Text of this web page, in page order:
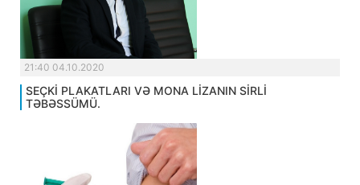
21:40 04.10.2020
SEÇKİ PLAKATLARI VƏ MONA LİZANIN SİRLİ
TƏBƏSSÜMÜ.